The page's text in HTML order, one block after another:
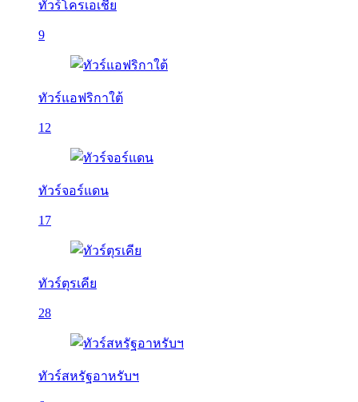
ทัวร์โครเอเชีย
9
ทัวร์แอฟริกาใต้
12
ทัวร์จอร์แดน
17
ทัวร์ตุรเคีย
28
ทัวร์สหรัฐอาหรับฯ